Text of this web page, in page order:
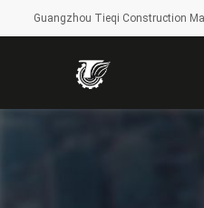
Guangzhou Tieqi Construction